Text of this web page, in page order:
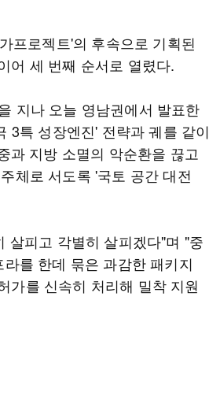
프로젝트'의 후속으로 기획된
어 세 번째 순서로 열렸다.
지나 오늘 영남권에서 발표한
3특 성장엔진' 전략과 궤를 같이
과 지방 소멸의 악순환을 끊고
체로 서도록 '국토 공간 대전
살피고 각별히 살피겠다"며 "중
를 한데 묶은 과감한 패키지
가를 신속히 처리해 밀착 지원